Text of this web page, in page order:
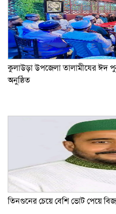
কুলাউড়া উপজেলা তালামীযের ঈদ
অনুষ্ঠিত
তিনগুনের চেয়ে বেশি ভোট পেয়ে